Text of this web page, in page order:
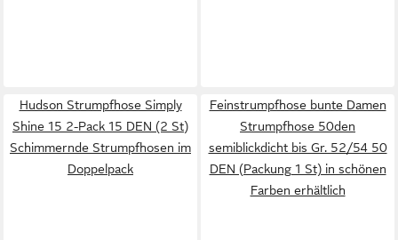
Hudson Strumpfhose Simply
Shine 15 2-Pack 15 DEN (2 St)
Schimmernde Strumpfhosen im
Doppelpack
Feinstrumpfhose bunte Damen
Strumpfhose 50den
semiblickdicht bis Gr. 52/54 50
DEN (Packung 1 St) in schönen
Farben erhältlich